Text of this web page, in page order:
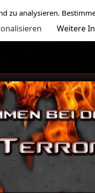
zu analysieren.
Weitere